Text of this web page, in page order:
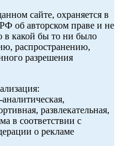
сайте, охраняется в
об авторском праве и не
в какой бы то ни было
распространению,
разрешения
развлекательная,
в соответствии с
о рекламе